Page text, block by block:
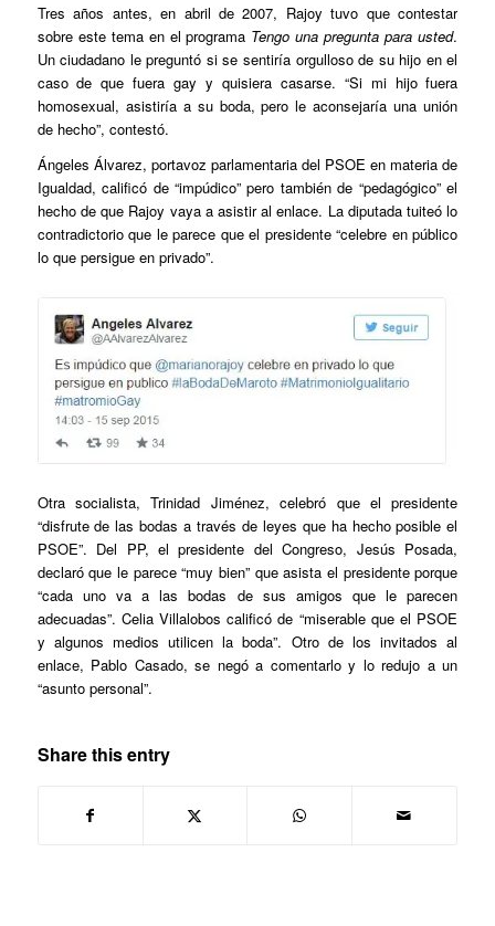
Tres años antes, en abril de 2007, Rajoy tuvo que contestar
sobre este tema en el programa Tengo una pregunta para usted.
Un ciudadano le preguntó si se sentiría orgulloso de su hijo en el
caso de que fuera gay y quisiera casarse. “Si mi hijo fuera
homosexual, asistiría a su boda, pero le aconsejaría una unión
de hecho”, contestó.
Ángeles Álvarez, portavoz parlamentaria del PSOE en materia de
Igualdad, calificó de “impúdico” pero también de “pedagógico” el
hecho de que Rajoy vaya a asistir al enlace. La diputada tuiteó lo
contradictorio que le parece que el presidente “celebre en público
lo que persigue en privado”.
Otra socialista, Trinidad Jiménez, celebró que el presidente
“disfrute de las bodas a través de leyes que ha hecho posible el
PSOE”. Del PP, el presidente del Congreso, Jesús Posada,
declaró que le parece “muy bien” que asista el presidente porque
“cada uno va a las bodas de sus amigos que le parecen
adecuadas”. Celia Villalobos calificó de “miserable que el PSOE
y algunos medios utilicen la boda”. Otro de los invitados al
enlace, Pablo Casado, se negó a comentarlo y lo redujo a un
“asunto personal”.
Share this entry